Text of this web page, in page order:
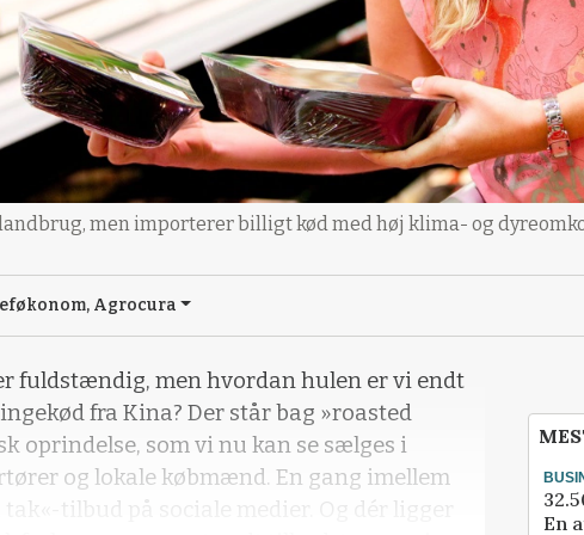
men importerer billigt kød med høj klima- og
Agrocura
fuldstændig, men hvordan hulen er vi endt
fra Kina? Der står bag »roasted
oprindelse, som vi nu kan se sælges i
og lokale købmænd. En gang imellem
tilbud på sociale medier. Og dér ligger
En